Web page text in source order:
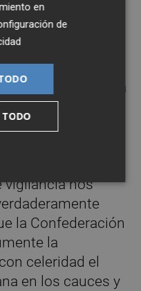
en El Saler y la
monitorizar el
barranco del
de agua, ha
se dotará a La
sonoros
de
vigilancia nos
la Confederación
la
celeridad el
en los cauces y
en
de
TODO